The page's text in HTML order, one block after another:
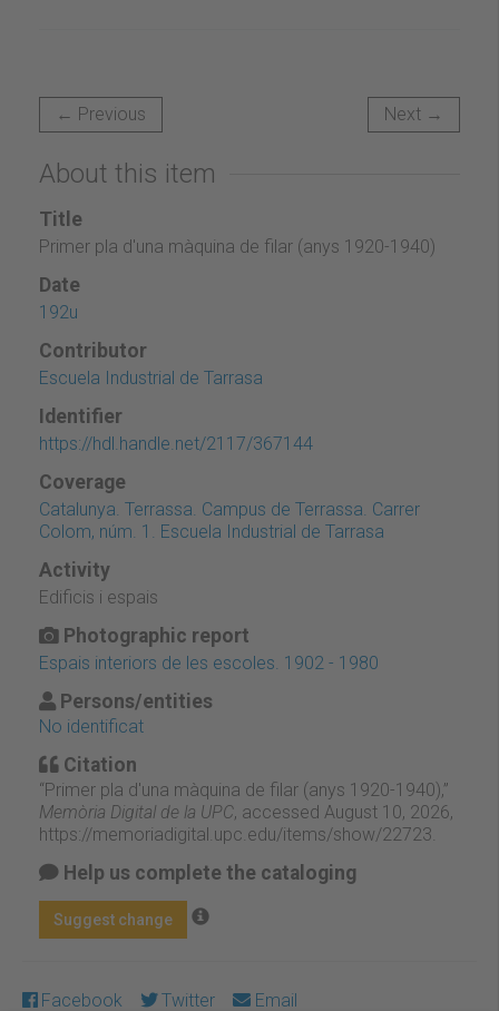
← Previous Next →
About this item
Title
Primer pla d'una màquina de filar (anys 1920-1940)
Date
192u
Contributor
Escuela Industrial de Tarrasa
Identifier
https://hdl.handle.net/2117/367144
Coverage
Catalunya. Terrassa. Campus de Terrassa. Carrer
Colom, núm. 1. Escuela Industrial de Tarrasa
Activity
Edificis i espais
Photographic report
Espais interiors de les escoles. 1902 - 1980
Persons/entities
No identificat
Citation
“Primer pla d'una màquina de filar (anys 1920-1940),”
Memòria Digital de la UPC, accessed August 10, 2026,
https://memoriadigital.upc.edu/items/show/22723
Help us complete the cataloging
Suggest change
Facebook Twitter Email